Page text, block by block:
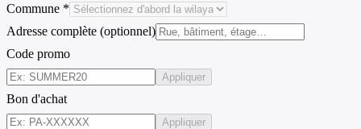
Commune *
Adresse complète (optionnel)
Code promo
Appliquer
Bon d'achat
Appliquer